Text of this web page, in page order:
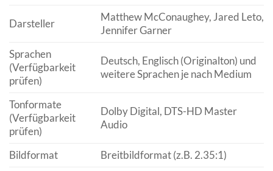
Darsteller
Matthew McConaughey, Jared Leto,
Jennifer Garner
Sprachen
(Verfügbarkeit
prüfen)
Deutsch, Englisch (Originalton) und
weitere Sprachen je nach Medium
Tonformate
(Verfügbarkeit
prüfen)
Dolby Digital, DTS-HD Master
Audio
Bildformat
Breitbildformat (z.B. 2.35:1)